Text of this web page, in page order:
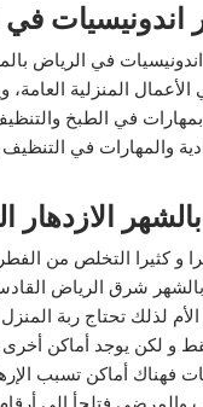
اندونيسيات في
في الرياض
المنزلية
في الطبخ
والمهارات في
الازدهار
و كثيرا التخلص من
شرق الرياض
لذلك تحتاج ربة
و لكن يوجد أماكن أخرى
فهناك أماكن تسبب
والمرضي فتلجأ إلى